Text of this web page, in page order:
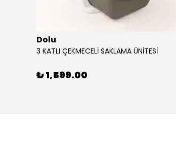
Dolu
3 KATLI ÇEKMECELİ SAKLAMA ÜNİTESİ
₺ 1,599.00